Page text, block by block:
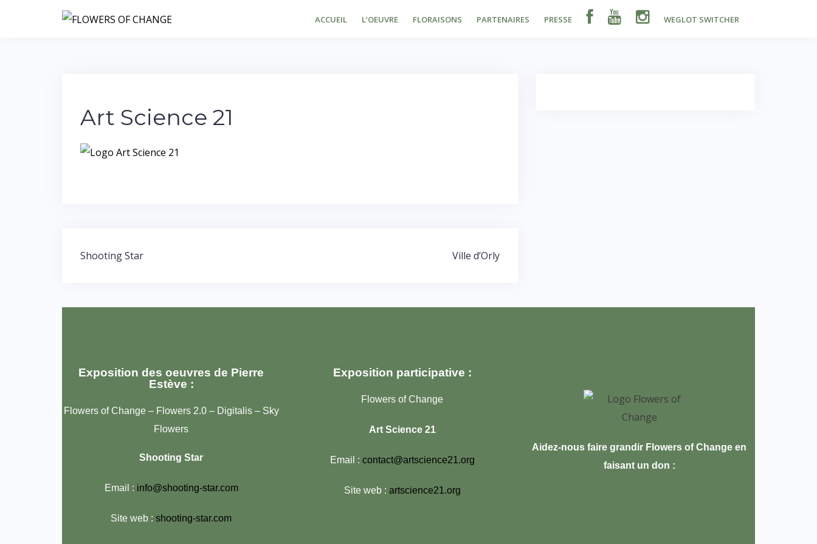
ACCUEIL L’OEUVRE FLORAISONS PARTENAIRES PRESSE WEGLOT SWITCHER
Art Science 21
Shooting Star Ville d’Orly
Exposition des oeuvres de Pierre
Estève :
Flowers of Change – Flowers 2.0 – Digitalis – Sky
Flowers
Shooting Star
Email : info@shooting-star.com
Site web :shooting-star.com
Exposition participative :
Flowers of Change
Art Science 21
Email : contact@artscience21.org
Site web : artscience21.org
Aidez-nous faire grandir Flowers of Change en
faisant un don :